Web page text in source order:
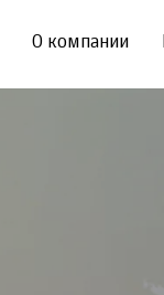
О компании